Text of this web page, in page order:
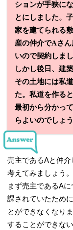
ションが手狭に
とにしました。
家を建てられる
産の仲介でAさ
いので契約しまし
しかし後日、建
その土地には私
た。私道を作る
最初から分かっ
らよいのでしょう
売主であるAと仲
考えてみましょう。
まず売主であるA
課されていたため
とができなくなり
することができな